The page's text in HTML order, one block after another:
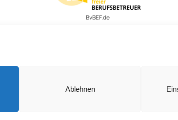
Ablehnen
BvBEF.de
Vertrag widerrufen